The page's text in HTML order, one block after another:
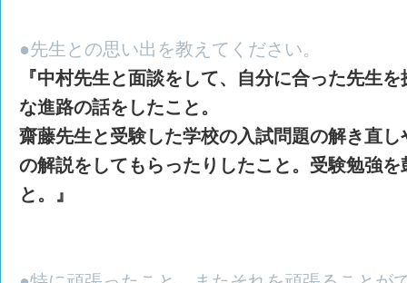
●先生との思い出を教えてください。
『中村先生と面談をして、自分に合った先生
な進路の話をしたこと。
齋藤先生と受験した学校の入試問題の解き直
の解説をしてもらったりしたこと。受験勉強
と。』